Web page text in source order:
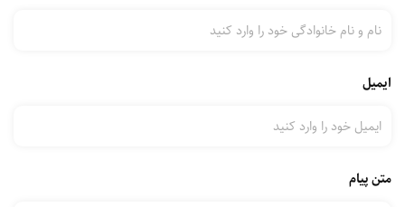
ایمیل
متن پیام